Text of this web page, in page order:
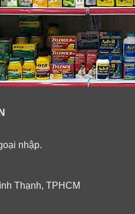
Cap đặc biệt hơn Aleve
Cap” thiết kế vỏ ngoài dành
Chai vừa vặn thoải mái
màu đỏ bao phủ phía ngoài
để tránh trơn tuột tay. Giúp
tốt hơn.
nhập.
Thạnh, TPHCM